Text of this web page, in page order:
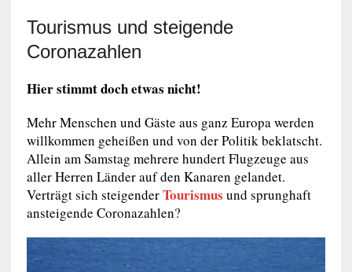
Tourismus und steigende
Coronazahlen
Hier stimmt doch etwas nicht!
Mehr Menschen und Gäste aus ganz Europa werden
willkommen geheißen und von der Politik beklatscht.
Allein am Samstag mehrere hundert Flugzeuge aus
aller Herren Länder auf den Kanaren gelandet.
Verträgt sich steigenderTourismus und sprunghaft
ansteigende Coronazahlen?